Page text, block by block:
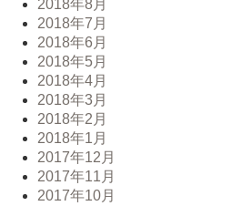
2018年8月
2018年7月
2018年6月
2018年5月
2018年4月
2018年3月
2018年2月
2018年1月
2017年12月
2017年11月
2017年10月